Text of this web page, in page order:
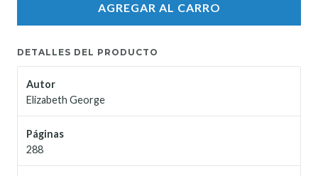
AGREGAR AL CARRO
DETALLES DEL PRODUCTO
Autor
Elizabeth George
Páginas
288